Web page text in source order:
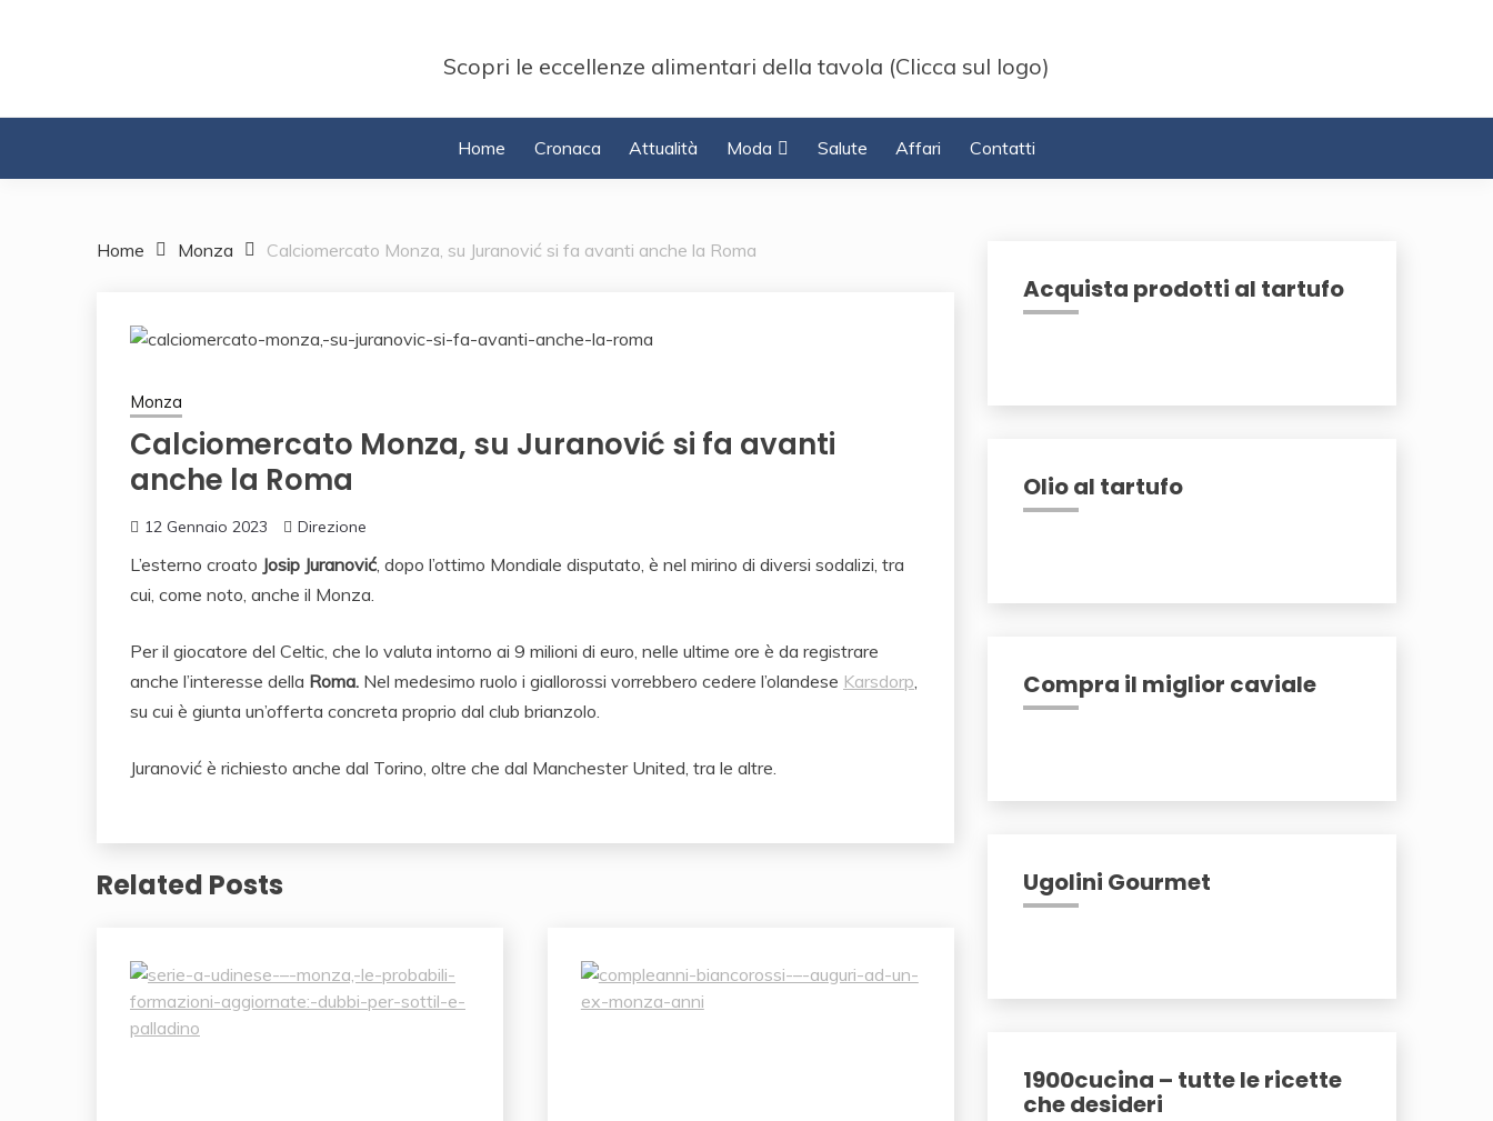
Scopri le eccellenze alimentari della tavola (Clicca sul logo)
Home Cronaca Attualità Moda Salute Affari Contatti
Home Monza Calciomercato Monza, su Juranović si fa avanti anche la Roma
Monza
Calciomercato Monza, su Juranović si fa avanti
anche la Roma
12 Gennaio 2023 Direzione
L’esterno croato Josip Juranović, dopo l’ottimo Mondiale disputato, è nel mirino di diversi sodalizi, tra
cui, come noto, anche il Monza.
Per il giocatore del Celtic, che lo valuta intorno ai 9 milioni di euro, nelle ultime ore è da registrare
anche l’interesse della Roma. Nel medesimo ruolo i giallorossi vorrebbero cedere l’olandese Karsdorp,
su cui è giunta un’offerta concreta proprio dal club brianzolo.
Juranović è richiesto anche dal Torino, oltre che dal Manchester United, tra le altre.
Related Posts
Acquista prodotti al tartufo
Olio al tartufo
Compra il miglior caviale
Ugolini Gourmet
1900cucina – tutte le ricette
che desideri